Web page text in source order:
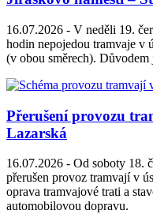
16.07.2026 - V neděli 19.
hodin nepojedou tramvaje v
(v obou směrech).
Přerušení provozu
Lazarská
16.07.2026 - Od soboty 18.
přerušen provoz tramvají v
oprava tramvajové trati a
automobilovou dopravu.